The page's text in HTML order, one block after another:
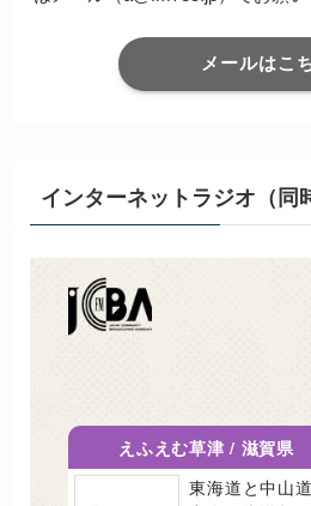
メールはこ
インターネットラジオ（同